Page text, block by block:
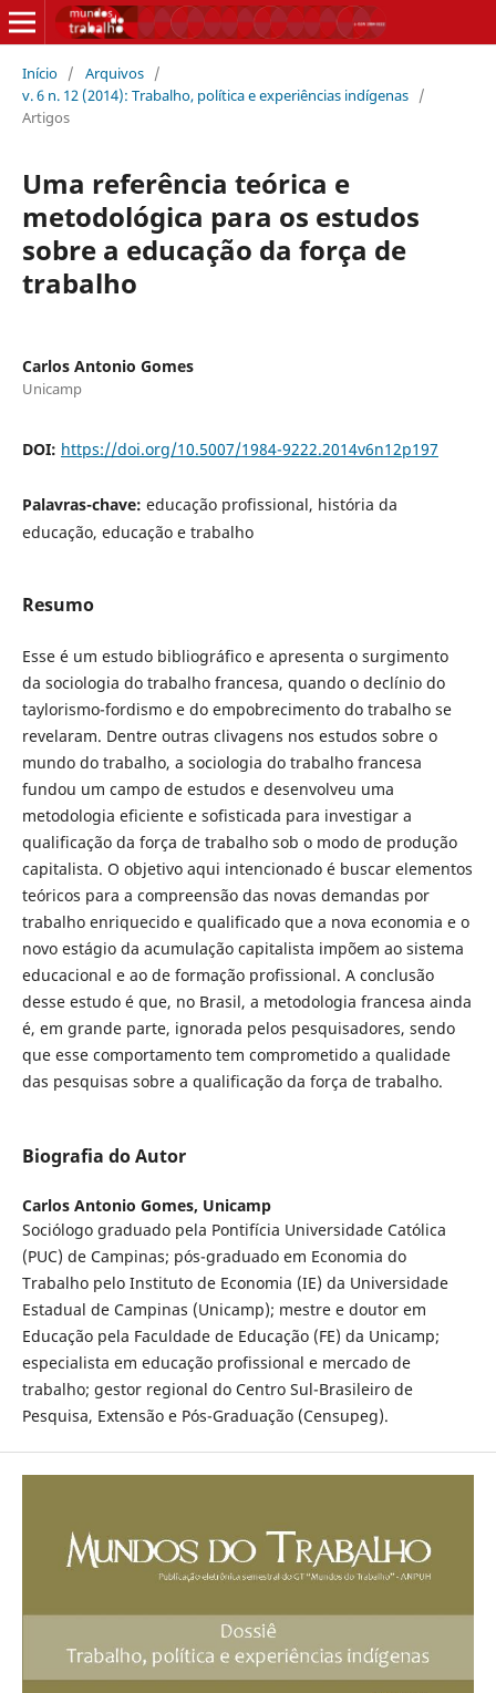
Início / Arquivos /
v. 6 n. 12 (2014): Trabalho, política e experiências indígenas /
Artigos
Uma referência teórica e
metodológica para os estudos
sobre a educação da força de
trabalho
Carlos Antonio Gomes
Unicamp
DOI: https://doi.org/10.5007/1984-9222.2014v6n12p197
Palavras-chave: educação profissional, história da
educação, educação e trabalho
Resumo
Esse é um estudo bibliográfico e apresenta o surgimento
da sociologia do trabalho francesa, quando o declínio do
taylorismo-fordismo e do empobrecimento do trabalho se
revelaram. Dentre outras clivagens nos estudos sobre o
mundo do trabalho, a sociologia do trabalho francesa
fundou um campo de estudos e desenvolveu uma
metodologia eficiente e sofisticada para investigar a
qualificação da força de trabalho sob o modo de produção
capitalista. O objetivo aqui intencionado é buscar elementos
teóricos para a compreensão das novas demandas por
trabalho enriquecido e qualificado que a nova economia e o
novo estágio da acumulação capitalista impõem ao sistema
educacional e ao de formação profissional. A conclusão
desse estudo é que, no Brasil, a metodologia francesa ainda
é, em grande parte, ignorada pelos pesquisadores, sendo
que esse comportamento tem comprometido a qualidade
das pesquisas sobre a qualificação da força de trabalho.
Biografia do Autor
Carlos Antonio Gomes, Unicamp
Sociólogo graduado pela Pontifícia Universidade Católica
(PUC) de Campinas; pós-graduado em Economia do
Trabalho pelo Instituto de Economia (IE) da Universidade
Estadual de Campinas (Unicamp); mestre e doutor em
Educação pela Faculdade de Educação (FE) da Unicamp;
especialista em educação profissional e mercado de
trabalho; gestor regional do Centro Sul-Brasileiro de
Pesquisa, Extensão e Pós-Graduação (Censupeg).